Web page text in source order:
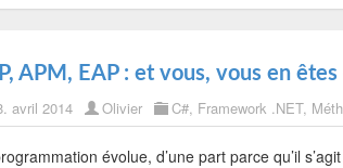
APM, EAP : et vous, vous en êtes
avril 2014 Olivier C#, Framework .NET,
évolue, d’une part parce qu’il